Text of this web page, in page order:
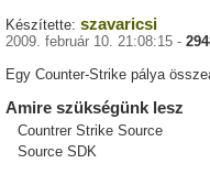
Készítette: szavaricsi
2009. február 10. 21:08:15 -
Egy Counter-Strike pálya
Amire szükségünk lesz
Countrer Strike Source
Source SDK